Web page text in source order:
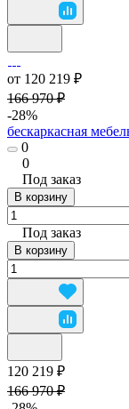
от 120 219 ₽
166 970 ₽
-28%
бескаркасная
0
0
Под заказ
В корзину
Под заказ
В корзину
120 219 ₽
166 970 ₽